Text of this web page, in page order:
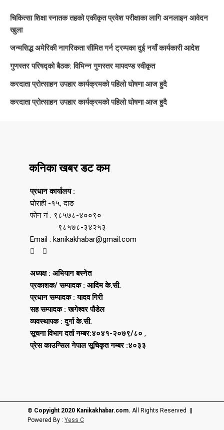
चिकित्सा शिक्षा स्नातक तहको एकीकृत प्रवेश परीक्षाका लागि अनलाइन आवेदन
खुला
जन्मसिद्ध अमेरिकी नागरिकता सीमित गर्न ट्रम्पका दुई नयाँ कार्यकारी आदेश
गुणस्तर परिषद्को बैठक: विभिन्न गुणस्तर मापदण्ड स्वीकृत
करदाता प्रोत्साहन उपहार कार्यक्रमको पहिलो घोषणा आज हुदै
करदाता प्रोत्साहन उपहार कार्यक्रमको पहिलो घोषणा आज हुदै
कनिका खबर डट कम
प्रधान कार्यालय :
घोराही -१५, दाङ
फोन नं : ९८५७८-४००९०
९८५७८-३४२५३
Email : kanikakhabar@gmail.com
अध्यक्ष : अभियान बस्नेत
प्रकाशक/ सम्पादक : आदिम के.सी.
प्रधान सम्पादक : यादव गिरी
सह सम्पादक : खगेश्वर पौडेल
व्यवस्थापक : दुर्गा के.सी.
सूचना विभाग दर्ता नम्बर:४०४१-२०७९/८० ,
प्रेस काउन्सिल नेपाल सूचिकृत नम्बर :४०३३
© Copyight 2020 Kanikakhabar.com. All Rights Reserved ||
Powered By : Yess C